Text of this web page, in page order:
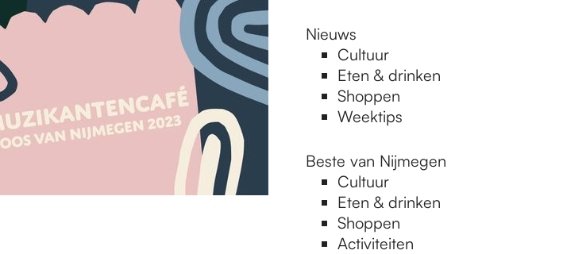
Nieuws
Cultuur
Eten & drinken
Shoppen
Weektips
Beste van Nijmegen
Cultuur
Eten & drinken
Shoppen
Activiteiten